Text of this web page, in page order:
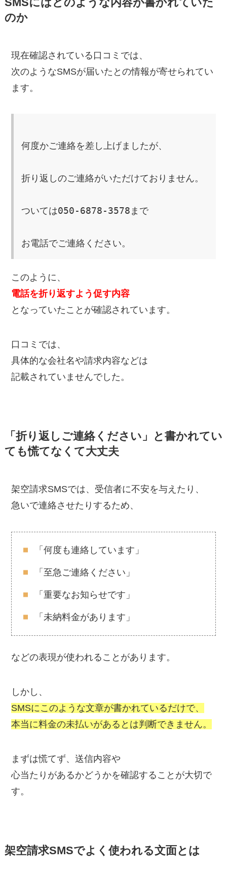
のか
現在確認されている口コミでは、
次のようなSMSが届いたとの情報が寄せられてい
ます。
何度かご連絡を差し上げましたが、
折り返しのご連絡がいただけておりません。
ついては050-6878-3578まで
このように、
電話を折り返すよう促す内容
となっていたことが確認されています。
口コミでは、
具体的な会社名や請求内容などは
記載されていませんでした。
「折り返しご連絡ください」と書かれてい
ても慌てなくて大丈夫
架空請求SMSでは、受信者に不安を与えたり、
急いで連絡させたりするため、
「何度も連絡しています」
「至急ご連絡ください」
「重要なお知らせです」
「未納料金があります」
などの表現が使われることがあります。
しかし、
SMSにこのような文章が書かれているだけで、
本当に料金の未払いがあるとは判断できません。
まずは慌てず、送信内容や
心当たりがあるかどうかを確認することが大切で
す。
架空請求SMSでよく使われる文面とは